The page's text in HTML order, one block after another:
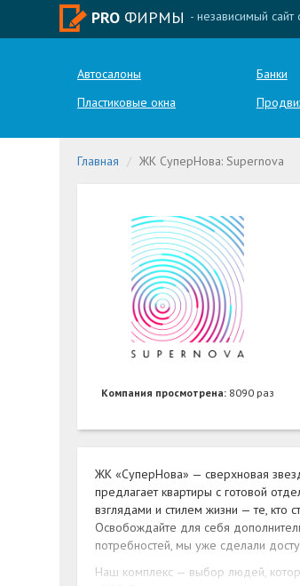
PRO ФИРМЫ - независимый
Автосалоны Банки
Пластиковые окна
Главная ЖК СуперНова: Supernova
Компания просмотрена: 8090 раз
ЖК «СуперНова» — сверхновая
предлагает квартиры с готовой
взглядами и стилем жизни — те, кто
Освобождайте для себя
потребностей, мы уже сделали
Наш комплекс — выбор людей,